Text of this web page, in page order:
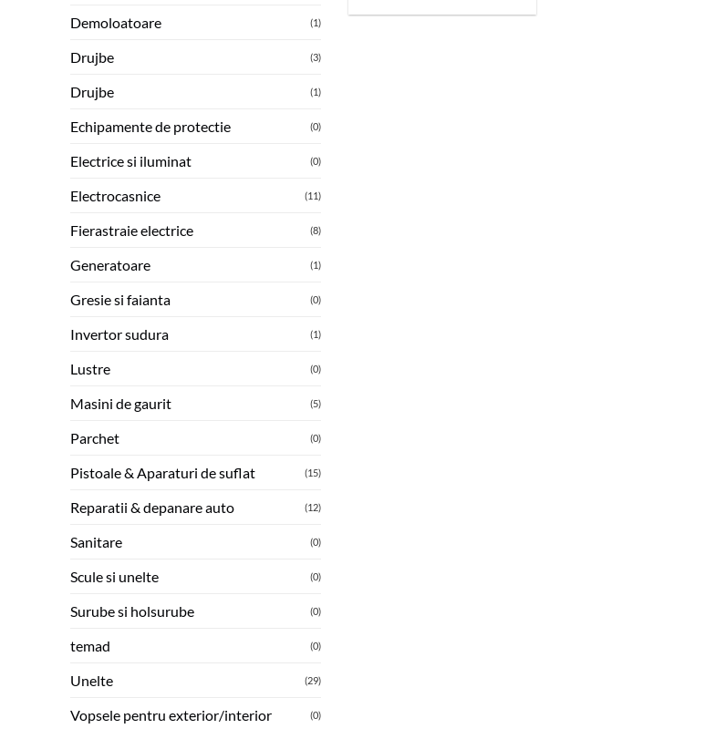
Demoloatoare (1)
Drujbe (3)
Drujbe (1)
Echipamente de protectie (0)
Electrice si iluminat (0)
Electrocasnice (11)
Fierastraie electrice (8)
Generatoare (1)
Gresie si faianta (0)
Invertor sudura (1)
Lustre (0)
Masini de gaurit (5)
Parchet (0)
Pistoale & Aparaturi de suflat (15)
Reparatii & depanare auto (12)
Sanitare (0)
Scule si unelte (0)
Surube si holsurube (0)
temad (0)
Unelte (29)
Vopsele pentru exterior/interior (0)